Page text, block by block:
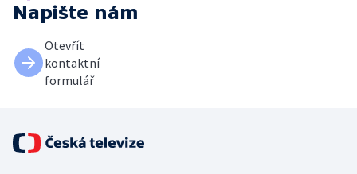
Napište nám
Otevřít
kontaktní
formulář